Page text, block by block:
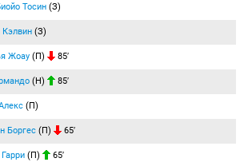
Тосин (З)
Кэлвин (З)
Жоау (П) 85′
(Н) 85′
(П)
Боргес (П) 65′
(П) 65′